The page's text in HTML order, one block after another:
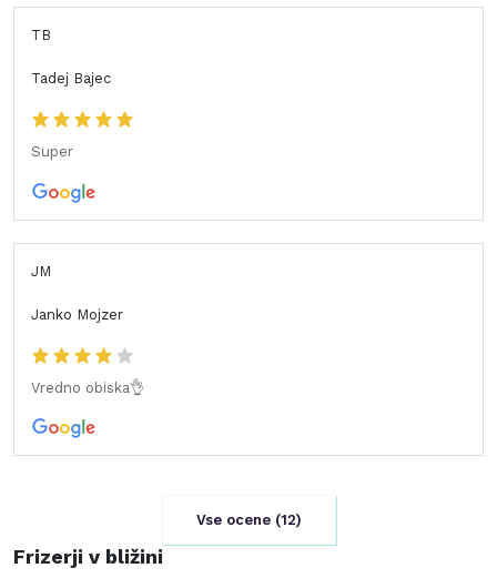
TB
Tadej Bajec
Super
JM
Janko Mojzer
Vredno obiska👌
Vse ocene (12)
Frizerji v bližini